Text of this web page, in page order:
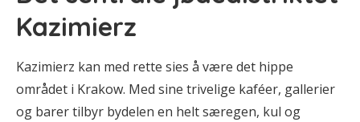
Kazimierz
Kazimierz kan med rette sies å være det hippe
området i Krakow. Med sine trivelige kaféer, gallerier
og barer tilbyr bydelen en helt særegen, kul og